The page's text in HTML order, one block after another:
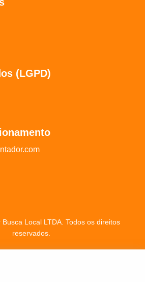
(LGPD)
Local LTDA. Todos os direitos
reservados.